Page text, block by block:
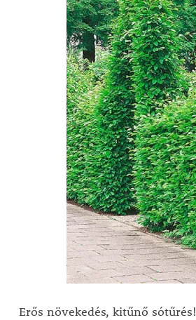
Erős növekedés, kitűnő sótűrés!